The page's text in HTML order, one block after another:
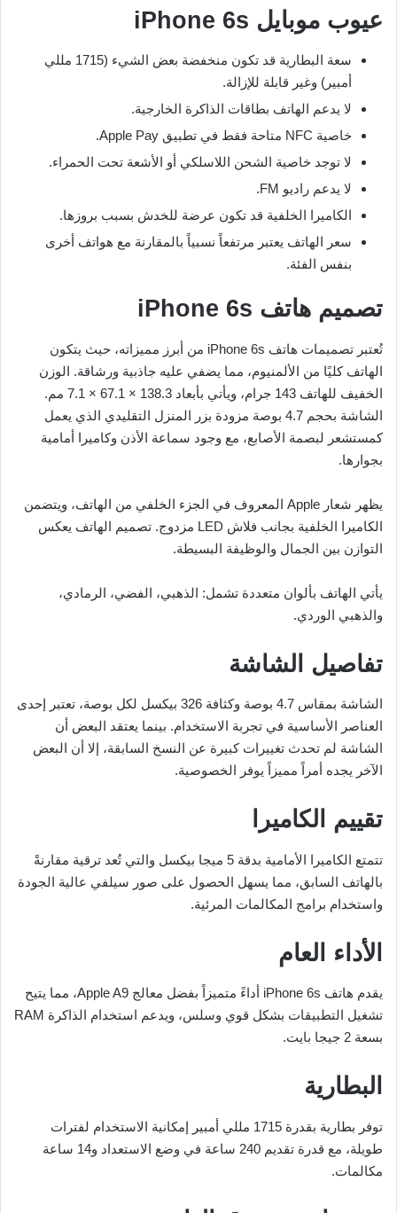
عيوب موبايل iPhone 6s
سعة البطارية قد تكون منخفضة بعض الشيء (1715 مللي
أمبير) وغير قابلة للإزالة.
لا يدعم الهاتف بطاقات الذاكرة الخارجية.
خاصية NFC متاحة فقط في تطبيق Apple Pay.
لا توجد خاصية الشحن اللاسلكي أو الأشعة تحت الحمراء.
لا يدعم راديو FM.
الكاميرا الخلفية قد تكون عرضة للخدش بسبب بروزها.
سعر الهاتف يعتبر مرتفعاً نسبياً بالمقارنة مع هواتف أخرى
بنفس الفئة.
تصميم هاتف iPhone 6s
تُعتبر تصميمات هاتف iPhone 6s من أبرز مميزاته، حيث يتكون
الهاتف كليًا من الألمنيوم، مما يضفي عليه جاذبية ورشاقة. الوزن
الخفيف للهاتف 143 جرام، ويأتي بأبعاد 138.3 × 67.1 × 7.1 مم.
الشاشة بحجم 4.7 بوصة مزودة بزر المنزل التقليدي الذي يعمل
كمستشعر لبصمة الأصابع، مع وجود سماعة الأذن وكاميرا أمامية
بجوارها.
يظهر شعار Apple المعروف في الجزء الخلفي من الهاتف، ويتضمن
الكاميرا الخلفية بجانب فلاش LED مزدوج. تصميم الهاتف يعكس
التوازن بين الجمال والوظيفة البسيطة.
يأتي الهاتف بألوان متعددة تشمل: الذهبي، الفضي، الرمادي،
والذهبي الوردي.
تفاصيل الشاشة
الشاشة بمقاس 4.7 بوصة وكثافة 326 بيكسل لكل بوصة، تعتبر إحدى
العناصر الأساسية في تجربة الاستخدام. بينما يعتقد البعض أن
الشاشة لم تحدث تغييرات كبيرة عن النسخ السابقة، إلا أن البعض
الآخر يجده أمراً مميزاً يوفر الخصوصية.
تقييم الكاميرا
تتمتع الكاميرا الأمامية بدقة 5 ميجا بيكسل والتي تُعد ترقية مقارنةً
بالهاتف السابق، مما يسهل الحصول على صور سيلفي عالية الجودة
واستخدام برامج المكالمات المرئية.
الأداء العام
يقدم هاتف iPhone 6s أداءً متميزاً بفضل معالج Apple A9، مما يتيح
تشغيل التطبيقات بشكل قوي وسلس، ويدعم استخدام الذاكرة RAM
بسعة 2 جيجا بايت.
البطارية
توفر بطارية بقدرة 1715 مللي أمبير إمكانية الاستخدام لفترات
طويلة، مع قدرة تقديم 240 ساعة في وضع الاستعداد و14 ساعة
مكالمات.